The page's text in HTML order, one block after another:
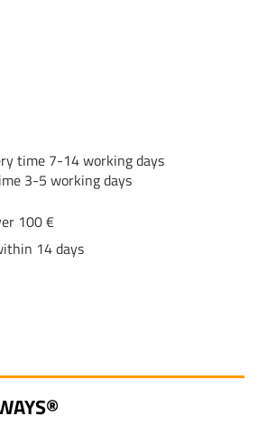
time 7-14 working days
3-5 working days
100 €
14 days